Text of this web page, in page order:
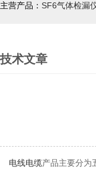
主营产品： SF6气体检漏
技术文章
电线电缆产品主要分为